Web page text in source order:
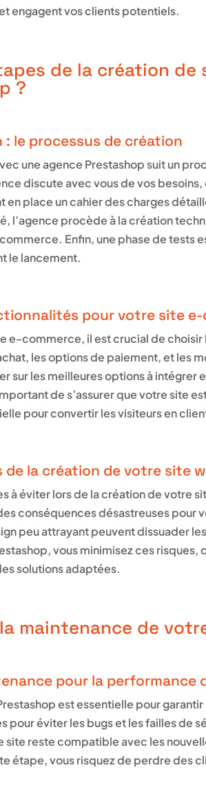
engagent vos clients potentiels.
de la création
?
: le processus de création
une agence Prestashop suit un
discute avec vous de vos
place un cahier des charges
l’agence procède à la création
Enfin, une phase de tests
le lancement.
pour votre site e-
e-commerce, il est crucial de
les options de paiement, et les
sur les meilleures options à
de s’assurer que votre site
pour convertir les visiteurs en
de la création de votre site
à éviter lors de la création de votre
conséquences désastreuses pour
peu attrayant peuvent dissuader
vous minimisez ces
solutions adaptées.
maintenance de
pour la performance
est essentielle pour
pour éviter les bugs et les failles de
site reste compatible avec les
étape, vous risquez de perdre des